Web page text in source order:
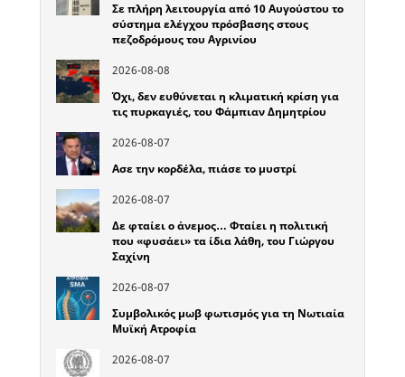
Σε πλήρη λειτουργία από 10 Αυγούστου το
σύστημα ελέγχου πρόσβασης στους
πεζοδρόμους του Αγρινίου
2026-08-08
Όχι, δεν ευθύνεται η κλιματική κρίση για
τις πυρκαγιές, του Φάμπιαν Δημητρίου
2026-08-07
Ασε την κορδέλα, πιάσε το μυστρί
2026-08-07
Δε φταίει ο άνεμος… Φταίει η πολιτική
που «φυσάει» τα ίδια λάθη, του Γιώργου
Σαχίνη
2026-08-07
Συμβολικός μωβ φωτισμός για τη Νωτιαία
Μυϊκή Ατροφία
2026-08-07